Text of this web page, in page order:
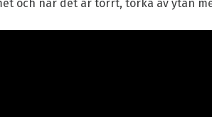
och när det är torrt, torka av ytan